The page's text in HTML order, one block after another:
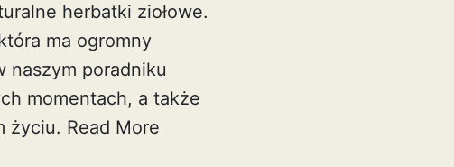
herbatki ziołowe.
ma ogromny
naszym poradniku
momentach, a także
życiu. Read More